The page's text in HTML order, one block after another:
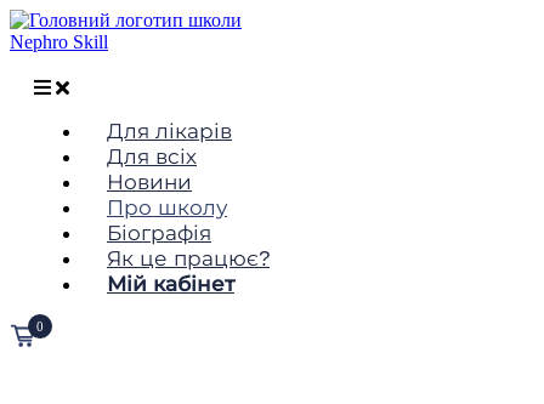
Для лікарів
Для всіх
Новини
Про школу
Біографія
Як це працює?
Мій кабінет
0